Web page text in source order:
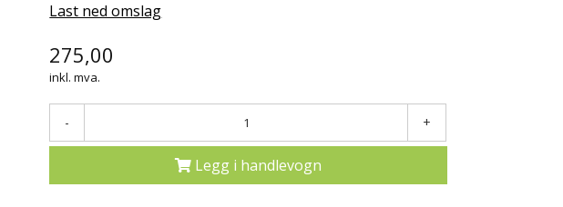
Last ned omslag
275,00
inkl. mva.
- +
Legg i handlevogn